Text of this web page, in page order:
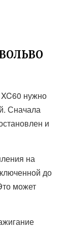
нужно
Сначала
и
на
до
может